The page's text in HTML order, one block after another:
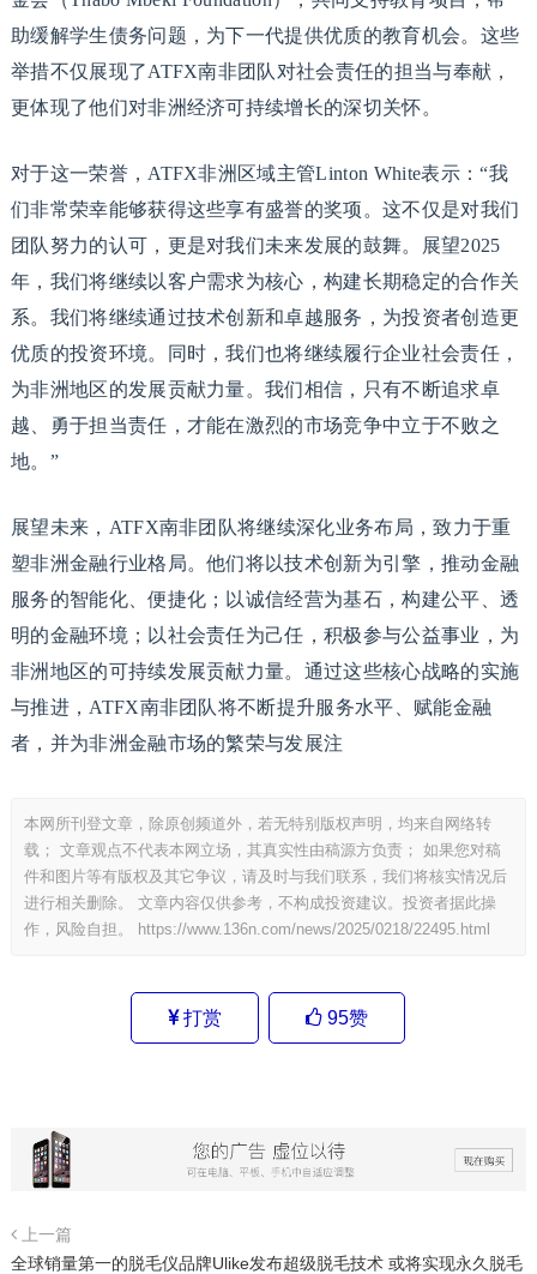
助缓解学生债务问题，为下一代提供优质的教育机会。这些
举措不仅展现了ATFX南非团队对社会责任的担当与奉献，
更体现了他们对非洲经济可持续增长的深切关怀。
对于这一荣誉，ATFX非洲区域主管Linton White表示：“我
们非常荣幸能够获得这些享有盛誉的奖项。这不仅是对我们
团队努力的认可，更是对我们未来发展的鼓舞。展望2025
年，我们将继续以客户需求为核心，构建长期稳定的合作关
系。我们将继续通过技术创新和卓越服务，为投资者创造更
优质的投资环境。同时，我们也将继续履行企业社会责任，
为非洲地区的发展贡献力量。我们相信，只有不断追求卓
越、勇于担当责任，才能在激烈的市场竞争中立于不败之
地。”
展望未来，ATFX南非团队将继续深化业务布局，致力于重
塑非洲金融行业格局。他们将以技术创新为引擎，推动金融
服务的智能化、便捷化；以诚信经营为基石，构建公平、透
明的金融环境；以社会责任为己任，积极参与公益事业，为
非洲地区的可持续发展贡献力量。通过这些核心战略的实施
与推进，ATFX南非团队将不断提升服务水平、赋能金融
者，并为非洲金融市场的繁荣与发展注
本网所刊登文章，除原创频道外，若无特别版权声明，均来自网络转
载； 文章观点不代表本网立场，其真实性由稿源方负责； 如果您对稿
件和图片等有版权及其它争议，请及时与我们联系，我们将核实情况后
进行相关删除。 文章内容仅供参考，不构成投资建议。投资者据此操
作，风险自担。
https://www.136n.com/news/2025/0218/22495.html
打赏 95赞
上一篇
全球销量第一的脱毛仪品牌Ulike发布超级脱毛技术 或将实现永久脱毛